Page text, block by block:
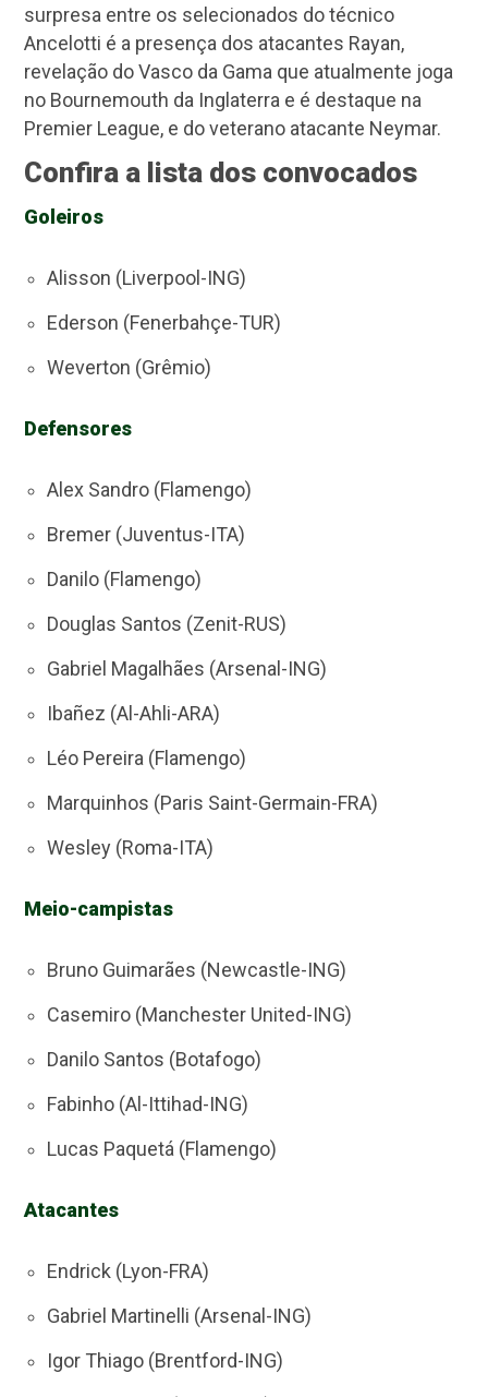
surpresa entre os selecionados do técnico
Ancelotti é a presença dos atacantes Rayan,
revelação do Vasco da Gama que atualmente joga
no Bournemouth da Inglaterra e é destaque na
Premier League, e do veterano atacante Neymar.
Confira a lista dos convocados
Goleiros
Alisson (Liverpool-ING)
Ederson (Fenerbahçe-TUR)
Weverton (Grêmio)
Defensores
Alex Sandro (Flamengo)
Bremer (Juventus-ITA)
Danilo (Flamengo)
Douglas Santos (Zenit-RUS)
Gabriel Magalhães (Arsenal-ING)
Ibañez (Al-Ahli-ARA)
Léo Pereira (Flamengo)
Marquinhos (Paris Saint-Germain-FRA)
Wesley (Roma-ITA)
Meio-campistas
Bruno Guimarães (Newcastle-ING)
Casemiro (Manchester United-ING)
Danilo Santos (Botafogo)
Fabinho (Al-Ittihad-ING)
Lucas Paquetá (Flamengo)
Atacantes
Endrick (Lyon-FRA)
Gabriel Martinelli (Arsenal-ING)
Igor Thiago (Brentford-ING)